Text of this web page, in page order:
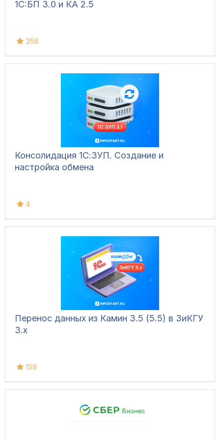
1C:БП 3.0 и КА 2.5
356
Консолидация 1С:ЗУП. Создание и
настройка обмена
4
Перенос данных из Камин 3.5 (5.5) в ЗиКГУ
3.х
159